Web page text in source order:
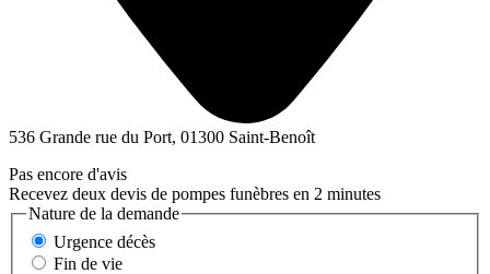
536 Grande rue du Port, 01300 Saint-Benoît
Pas encore d'avis
Recevez deux devis de pompes funèbres en 2 minutes
Nature de la demande
Urgence décès
Fin de vie